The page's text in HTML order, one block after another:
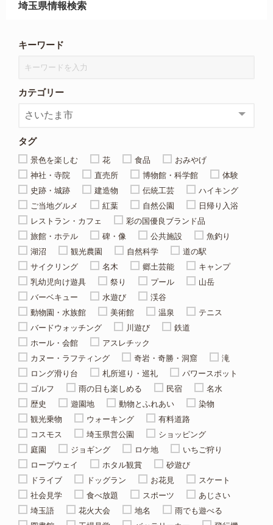
埼玉県情報検索
キーワード
カテゴリー
タグ
景色を楽しむ 花 食品
おみやげ
神社・寺院
直売所 博物館・科学館
体験
史跡・城跡
建造物 伝統工芸
ハイキング
ご当地グルメ
紅葉 自然公園
日帰り入浴
レストラン・カフェ
彩の国優良ブランド品
旅館・ホテル
碑・像 公共施設
魚釣り
湖沼
観光農園 自然科学
道の駅
サイクリング
名木 郷土芸能
キャンプ
乳幼児向け遊具
祭り プール
山岳
バーベキュー
水遊び
渓谷
動物園・水族館
美術館 温泉
テニス
バードウォッチング
川遊び
鉄道
ホール・会館
アスレチック
カヌー・ラフティング
奇岩・奇勝・洞窟
滝
ロング滑り台
札所巡り・巡礼
パワースポット
ゴルフ
雨の日も楽しめる 民宿
名水
歴史
遊園地 動物とふれあい
染物
観光乗物
ウォーキング
有料道路
コスモス
埼玉県営公園
ショッピング
庭園
ジョギング ロケ地
いちご狩り
ロープウェイ
ホタル観賞
砂遊び
ドライブ
ドッグラン お花見
スケート
社会見学
食べ放題 スポーツ
あじさい
埼玉語
花火大会 地名
雨でも遊べる